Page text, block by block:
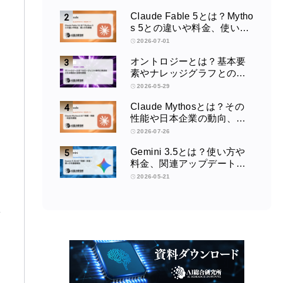
Claude Fable 5とは？Mytho
s 5との違いや料金、使い方
を解説
2026-07-01
オントロジーとは？基本要
素やナレッジグラフとの違
い、活用例をわかりやすく
2026-05-29
Claude Mythosとは？その
性能や日本企業の動向、使
い方を解説
2026-07-26
Gemini 3.5とは？使い方や
料金、関連アップデートを
徹底解説！
2026-05-21